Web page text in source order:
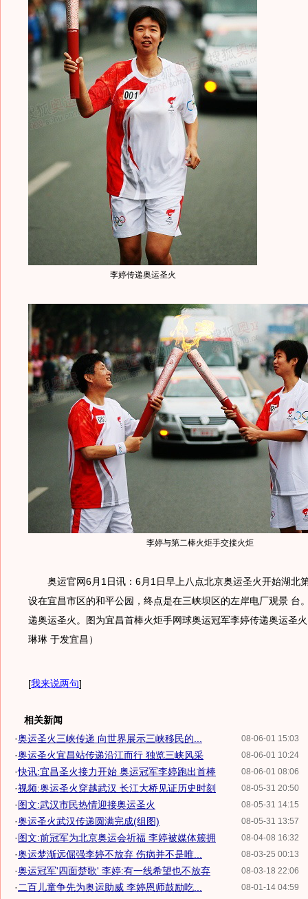
李婷传递奥运圣火
李婷与第二棒火炬手交接火炬
奥运官网6月1日讯：6月1日早上八点北京奥运圣火开始湖北
设在宜昌市区的和平公园，终点是在三峡坝区的左岸电厂观景 台
递奥运圣火。图为宜昌首棒火炬手网球奥运冠军李婷传递奥运圣
琳琳 于发宜昌）
[我来说两句]
相关新闻
08-06-01 15:03
·奥运圣火三峡传递 向世界展示三峡移民的...
08-06-01 10:24
·奥运圣火宜昌站传递沿江而行 独览三峡风采
08-06-01 08:06
·快讯:宜昌圣火接力开始 奥运冠军李婷跑出首棒
08-05-31 20:50
·视频:奥运圣火穿越武汉 长江大桥见证历史时刻
08-05-31 14:15
·图文:武汉市民热情迎接奥运圣火
08-05-31 13:57
·奥运圣火武汉传递圆满完成(组图)
08-04-08 16:32
·图文:前冠军为北京奥运会祈福 李婷被媒体簇拥
08-03-25 00:13
·奥运梦渐远倔强李婷不放弃 伤病并不是唯...
08-03-18 22:06
·奥运冠军'四面楚歌' 李婷:有一线希望也不放弃
08-01-14 04:59
· 二百儿童争先为奥运助威 李婷恩师鼓励吃...